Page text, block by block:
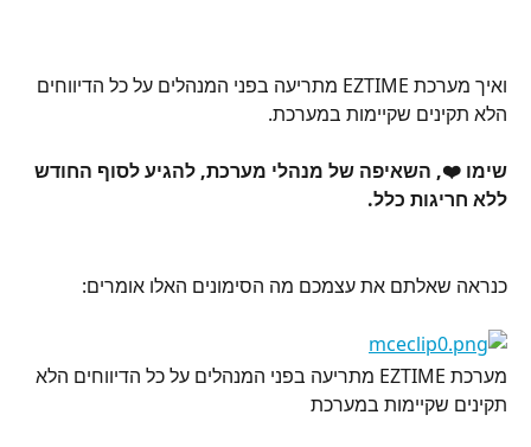
ואיך מערכת EZTIME מתריעה בפני המנהלים על כל הדיווחים
הלא תקינים שקיימות במערכת.
שימו ❤️️, השאיפה של מנהלי מערכת, להגיע לסוף החודש
ללא חריגות כלל.
כנראה שאלתם את עצמכם מה הסימונים האלו אומרים:
מערכת EZTIME מתריעה בפני המנהלים על כל הדיווחים הלא
תקינים שקיימות במערכת